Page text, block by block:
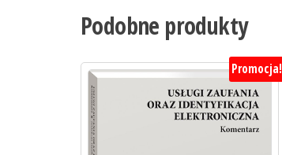
Podobne produkty
Promocja!